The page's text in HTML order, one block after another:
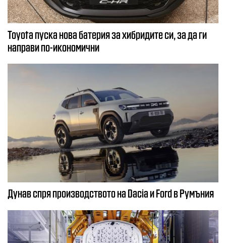
Toyota пуска нова батерия за хибридите си, за да ги
направи по-икономични
Дунав спря производството на Dacia и Ford в Румъния